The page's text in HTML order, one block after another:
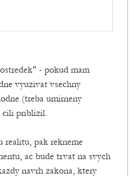
- pokud mam
vyuzivat vsechny
(treba umirneny
cili priblizil.
pak rekneme
ac bude trvat na svych
navrh zakona, ktery